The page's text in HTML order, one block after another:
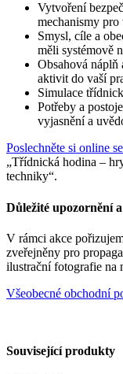
Vytvoření
mechanismy
Smysl, cíle a
měli systémově
Obsahová náplň
aktivit do vaší
Simulace
Potřeby a
vyjasnění a
Poslechněte si online
„Třídnická hodina –
techniky“.
Důležité upozornění
V rámci akce
zveřejněny pro
ilustrační fotografie na
Všeobecné obchodní
Související produkty